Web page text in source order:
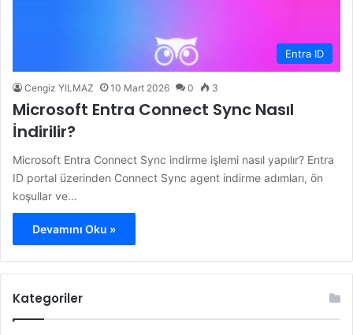
Entra ID
Cengiz YILMAZ 10 Mart 2026 0 3
Microsoft Entra Connect Sync Nasıl
İndirilir?
Microsoft Entra Connect Sync indirme işlemi nasıl yapılır? Entra
ID portal üzerinden Connect Sync agent indirme adımları, ön
koşullar ve…
Devamını Oku »
Kategoriler